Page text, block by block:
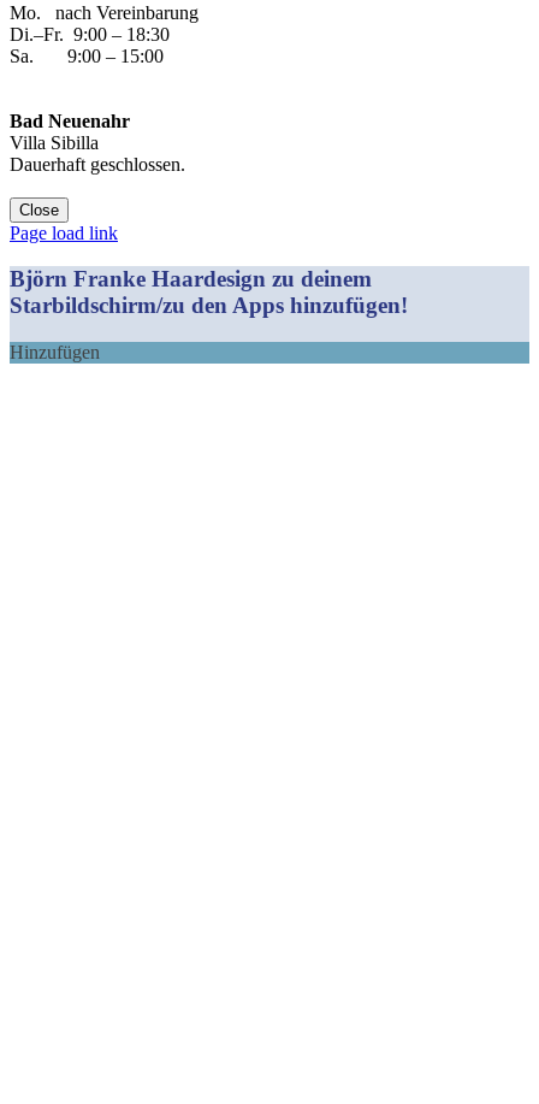
Mo. nach Vereinbarung
Di.–Fr. 9:00 – 18:30
Sa. 9:00 – 15:00
Bad Neuenahr
Villa Sibilla
Dauerhaft geschlossen.
Close
Facebook
Instagram
YouTube
Yelp
WhatsApp
E-
Page load link
Björn Franke Haardesign zu deinem
Starbildschirm/zu den Apps hinzufügen!
Hinzufügen